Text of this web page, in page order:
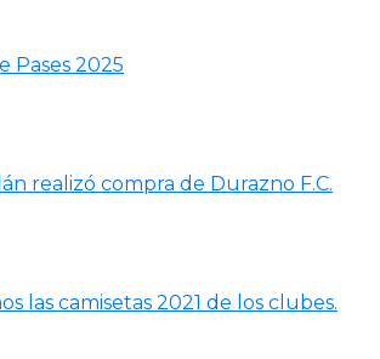
Pases 2025
realizó compra de Durazno F.C.
las camisetas 2021 de los clubes.